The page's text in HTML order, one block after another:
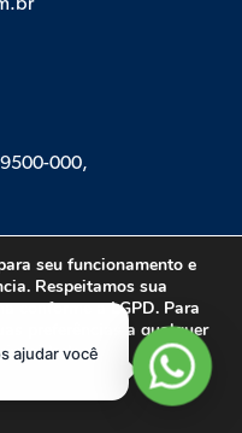
000,
OS DIREITOS
PRIVACIDADE.
seu funcionamento e
Respeitamos sua
conforme a LGPD. Para
preferências a qualquer
ajudar você